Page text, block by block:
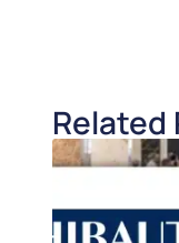
Related